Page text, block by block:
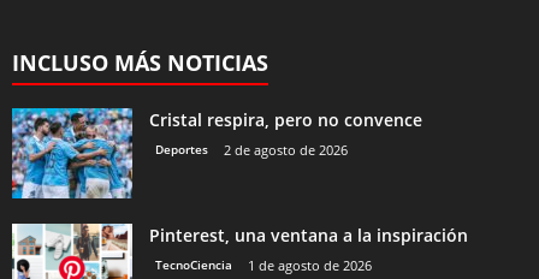
INCLUSO MÁS NOTICIAS
Cristal respira, pero no convence
Deportes 2 de agosto de 2026
Pinterest, una ventana a la inspiración
TecnoCiencia 1 de agosto de 2026